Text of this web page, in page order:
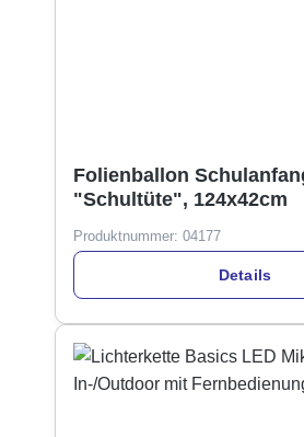
Folienballon
"Schultüte", 124x42cm
Produktnummer: 04177
Details